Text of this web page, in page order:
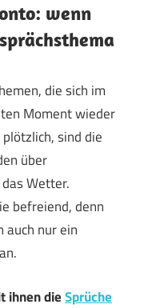
wenn
die sich im
Moment wieder
sind die
über
Wetter.
befreiend, denn
nur ein
ihnen dieSprüche